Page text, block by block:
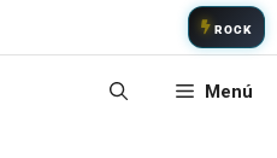
ROCK
Menú